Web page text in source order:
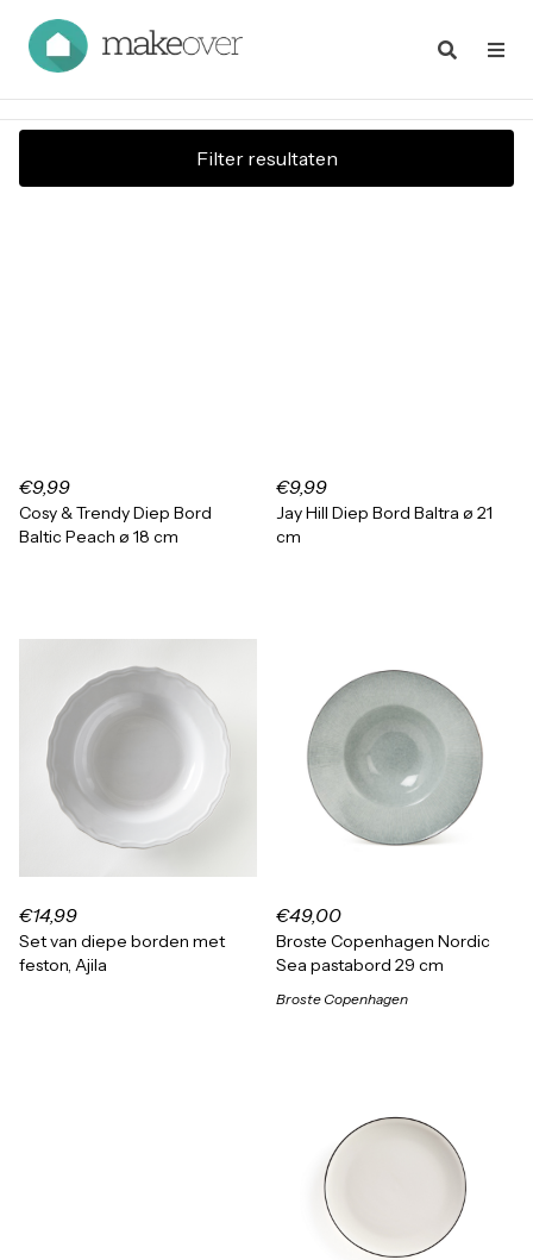
Filter resultaten
€9,99
Cosy & Trendy Diep Bord
Baltic Peach ø 18 cm
€9,99
Jay Hill Diep Bord Baltra ø 21
cm
€14,99
Set van diepe borden met
feston, Ajila
€49,00
Broste Copenhagen Nordic
Sea pastabord 29 cm
Broste Copenhagen